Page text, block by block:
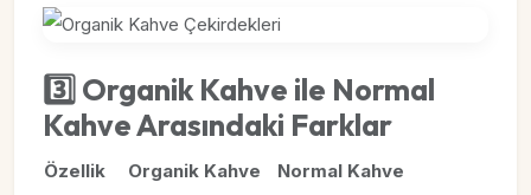
3️⃣ Organik Kahve ile Normal
Kahve Arasındaki Farklar
Özellik Organik Kahve Normal Kahve